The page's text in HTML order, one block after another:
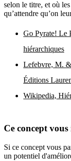
selon le titre, et où
qu’attendre qu’on
Go Pyrate! Le
hiérarchiques
Lefebvre, M.
Éditions
Wikipedia,
Ce concept
Si ce concept vous
un potentiel